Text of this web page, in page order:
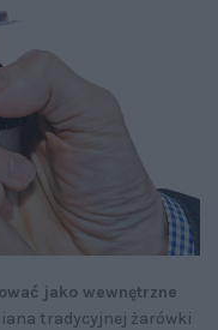
jako wewnętrzne
tradycyjnej żarówki